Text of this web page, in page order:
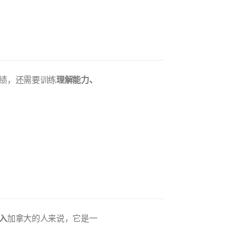
，还需要训练理解能力、
加拿大的人来说，它是一